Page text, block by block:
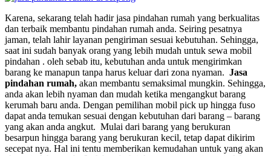
Karena, sekarang telah hadir jasa pindahan rumah yang berkualitas
dan terbaik membantu pindahan rumah anda. Seiring pesatnya
jaman, telah lahir layanan pengiriman sesuai kebutuhan. Sehingga,
saat ini sudah banyak orang yang lebih mudah untuk sewa mobil
pindahan . oleh sebab itu, kebutuhan anda untuk mengirimkan
barang ke manapun tanpa harus keluar dari zona nyaman. Jasa
pindahan rumah, akan membantu semaksimal mungkin. Sehingga,
anda akan lebih nyaman dan mudah ketika mengangkut barang
kerumah baru anda. Dengan pemilihan mobil pick up hingga fuso
dapat anda temukan sesuai dengan kebutuhan dari barang – barang
yang akan anda angkut. Mulai dari barang yang berukuran
besarpun hingga barang yang berukuran kecil, tetap dapat dikirim
secepat nya. Hal ini tentu memberikan kemudahan untuk yang akan